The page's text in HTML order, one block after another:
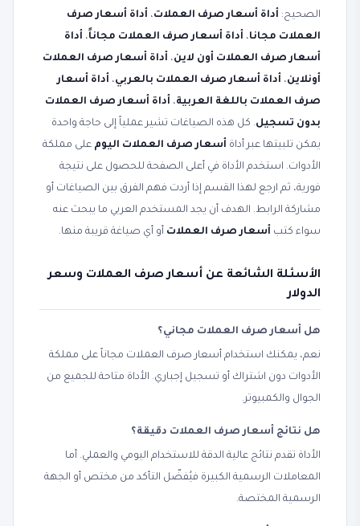
الصحيح: أداة أسعار صرف العملات، أداة أسعار صرف
العملات مجانا، أداة أسعار صرف العملات مجاناً، أداة
أسعار صرف العملات أون لاين، أداة أسعار صرف العملات
أونلاين، أداة أسعار صرف العملات بالعربي، أداة أسعار
صرف العملات باللغة العربية، أداة أسعار صرف العملات
بدون تسجيل. كل هذه الصياغات تشير عملياً إلى حاجة واحدة
يمكن تلبيتها عبر أداة أسعار صرف العملات اليوم على مملكة
الأدوات. استخدم الأداة في أعلى الصفحة للحصول على نتيجة
فورية، ثم ارجع لهذا القسم إذا أردت فهم الفرق بين الصياغات أو
مشاركة الرابط. الهدف أن يجد المستخدم العربي ما يبحث عنه
سواء كتب أسعار صرف العملات أو أي صياغة قريبة منها.
الأسئلة الشائعة عن أسعار صرف العملات وسعر
الدولار
هل أسعار صرف العملات مجاني؟
نعم، يمكنك استخدام أسعار صرف العملات مجاناً على مملكة
الأدوات دون اشتراك أو تسجيل إجباري. الأداة متاحة للجميع من
الجوال والكمبيوتر.
هل نتائج أسعار صرف العملات دقيقة؟
الأداة تقدم نتائج عالية الدقة للاستخدام اليومي والعملي. أما
المعاملات الرسمية الكبيرة فيُفضّل التأكد من مختص أو الجهة
الرسمية المختصة.